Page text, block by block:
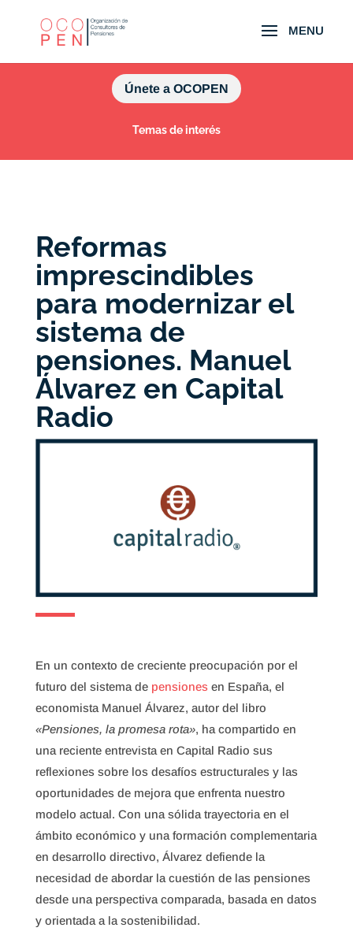
Únete a OCOPEN
Temas de interés
Reformas
imprescindibles
para modernizar el
sistema de
pensiones. Manuel
Álvarez en Capital
Radio
En un contexto de creciente preocupación por el
futuro del sistema de pensionesen España, el
economista Manuel Álvarez, autor del libro
«Pensiones, la promesa rota», ha compartido en
una reciente entrevista en Capital Radio sus
reflexiones sobre los desafíos estructurales y las
oportunidades de mejora que enfrenta nuestro
modelo actual. Con una sólida trayectoria en el
ámbito económico y una formación complementaria
en desarrollo directivo, Álvarez defiende la
necesidad de abordar la cuestión de las pensiones
desde una perspectiva comparada, basada en datos
y orientada a la sostenibilidad.